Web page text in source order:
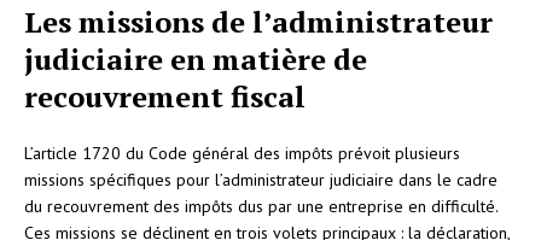
Les missions de l’administrateur
judiciaire en matière de
recouvrement fiscal
L’article 1720 du Code général des impôts prévoit plusieurs
missions spécifiques pour l’administrateur judiciaire dans le cadre
du recouvrement des impôts dus par une entreprise en difficulté.
Ces missions se déclinent en trois volets principaux : la déclaration,